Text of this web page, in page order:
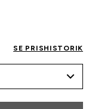
SE PRISHISTORIK